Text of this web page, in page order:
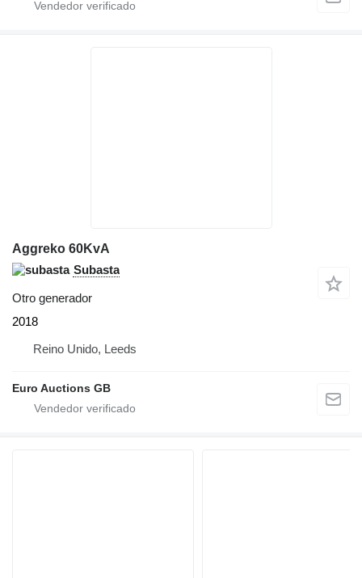
Aggreko 60KvA
Subasta
Otro generador
2018
Reino Unido, Leeds
Euro Auctions GB